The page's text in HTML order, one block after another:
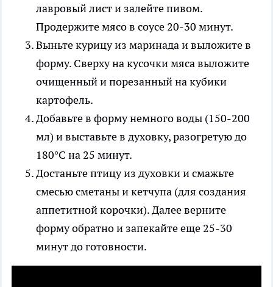
лавровый лист и залейте пивом.
Продержите мясо в соусе 20-30 минут.
Выньте курицу из маринада и выложите в
форму. Сверху на кусочки мяса выложите
очищенный и порезанный на кубики
картофель.
Добавьте в форму немного воды (150-200
мл) и выставьте в духовку, разогретую до
180°С на 25 минут.
Достаньте птицу из духовки и смажьте
смесью сметаны и кетчупа (для создания
аппетитной корочки). Далее верните
форму обратно и запекайте еще 25-30
минут до готовности.